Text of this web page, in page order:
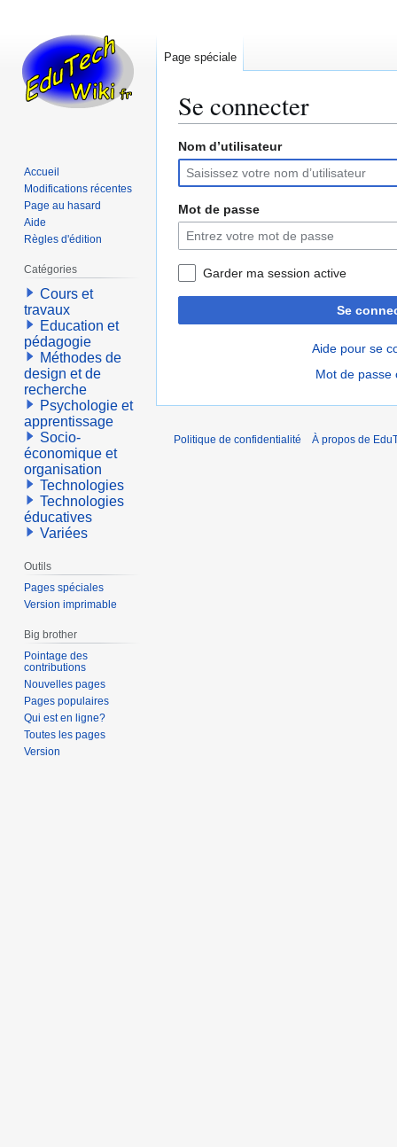
Se connecter
Aller
la
navigation
Aller
la
recherche
Nom d’utilisateur
Mot de passe
Garder ma session active
Se
Aide pour se
Mot de passe
Page spéciale
Accueil
Modifications récentes
Page au hasard
Aide
Règles d'édition
Catégories
Cours et
travaux
Education et
pédagogie
Méthodes de
design et de
recherche
Psychologie et
apprentissage
Socio-
économique et
organisation
Technologies
Technologies
éducatives
Variées
Outils
Pages spéciales
Version imprimable
Big brother
Pointage des
contributions
Nouvelles pages
Pages populaires
Qui est en ligne?
Toutes les pages
Version
Politique de confidentialité À propos de